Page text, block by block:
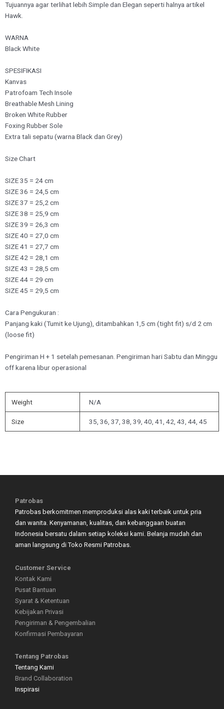
Tujuannya agar terlihat lebih Simple dan Elegan seperti halnya artikel
Hawk.
WARNA
Black White
SPESIFIKASI
Kanvas
Patrofoam Tech Insole
Breathable Mesh Lining
Broken White Rubber
Foxing Rubber Sole
Extra tali sepatu (warna Black dan Grey)
Size Chart
SIZE 35 = 24 cm
SIZE 36 = 24,5 cm
SIZE 37 = 25,2 cm
SIZE 38 = 25,9 cm
SIZE 39 = 26,3 cm
SIZE 40 = 27,0 cm
SIZE 41 = 27,7 cm
SIZE 42 = 28,1 cm
SIZE 43 = 28,5 cm
SIZE 44 = 29 cm
SIZE 45 = 29,5 cm
Cara Pengukuran :
Panjang kaki (Tumit ke Ujung), ditambahkan 1,5 cm (tight fit) s/d 2 cm
(loose fit)
Pengiriman H + 1 setelah pemesanan. Pengiriman hari Sabtu dan Minggu
off karena libur operasional
Weight N/A
Size 35, 36, 37, 38, 39, 40, 41, 42, 43, 44, 45
Patrobas
Patrobas berkomitmen memproduksi alas kaki terbaik untuk pria
dan wanita. Kenyamanan, kualitas, dan kebanggaan buatan
Indonesia bersatu dalam setiap koleksi kami. Belanja mudah dan
aman langsung di Toko Resmi Patrobas.
Customer Service
Kontak Kami
Pusat Bantuan
Syarat & Ketentuan
Kebijakan Privasi
Pengiriman & Pengembalian
Konfirmasi Pembayaran
Tentang Patrobas
Tentang Kami
Brand Collaboration
Inspirasi